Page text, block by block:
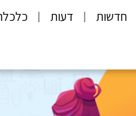
חדשות דעות